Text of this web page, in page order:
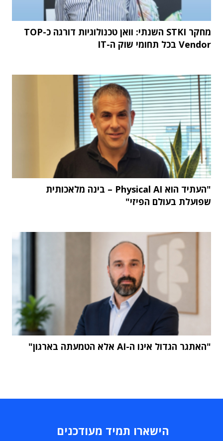
מחקר STKI השנתי: וואן טכנולוגיות דורגה כ-TOP
Vendor בכל תחומי שוק ה-IT
"העתיד הוא Physical AI – בינה מלאכותית
שפועלת בעולם הפיזי"
"האתגר הגדול אינו ה-AI אלא הטמעתה בארגון"
הישארו תמיד מעודכנים